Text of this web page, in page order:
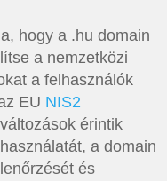
hogy a .hu domain
a nemzetközi
a felhasználók
EU NIS2
érintik
a domain
és